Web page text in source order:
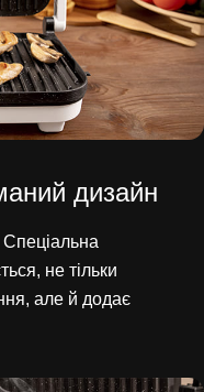
дизайн
не тільки
але й додає